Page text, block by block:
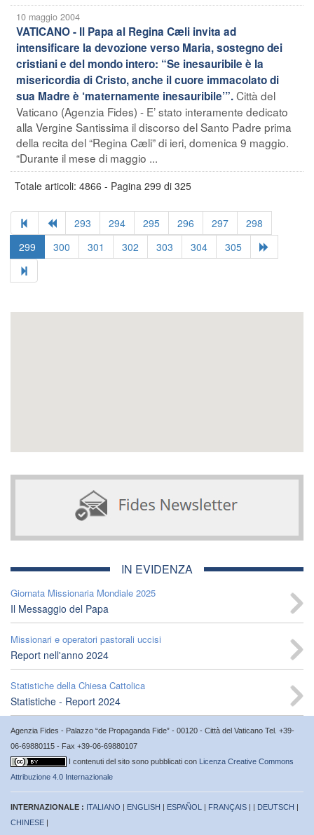
10 maggio 2004
VATICANO - Il Papa al Regina Cæli invita ad
intensificare la devozione verso Maria, sostegno dei
cristiani e del mondo intero: “Se inesauribile è la
misericordia di Cristo, anche il cuore immacolato di
sua Madre è ‘maternamente inesauribile’”.Città del
Vaticano (Agenzia Fides) - E’ stato interamente dedicato
alla Vergine Santissima il discorso del Santo Padre prima
della recita del “Regina Cæli” di ieri, domenica 9 maggio.
“Durante il mese di maggio ...
Totale articoli: 4866 - Pagina 299 di 325
293 294 295 296 297
298
299
300 301 302 303 304 305
IN EVIDENZA
Giornata Missionaria Mondiale 2025
Il Messaggio del Papa
Missionari e operatori pastorali uccisi
Report nell'anno 2024
Statistiche della Chiesa Cattolica
Statistiche - Report 2024
Agenzia Fides - Palazzo “de Propaganda Fide” - 00120 - Città del Vaticano Tel. +39-
06-69880115 - Fax +39-06-69880107
I contenuti del sito sono pubblicati con Licenza Creative Commons
Attribuzione 4.0 Internazionale
INTERNAZIONALE : ITALIANO | ENGLISH | ESPAÑOL | FRANÇAIS | | DEUTSCH |
CHINESE |